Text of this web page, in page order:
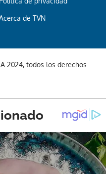
de TVN
2024, todos los derechos